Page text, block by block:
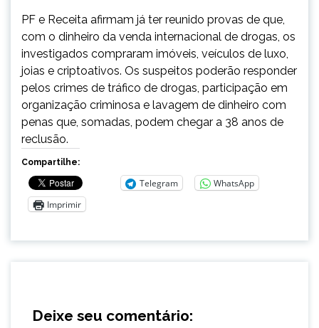
PF e Receita afirmam já ter reunido provas de que,
com o dinheiro da venda internacional de drogas, os
investigados compraram imóveis, veículos de luxo,
joias e criptoativos. Os suspeitos poderão responder
pelos crimes de tráfico de drogas, participação em
organização criminosa e lavagem de dinheiro com
penas que, somadas, podem chegar a 38 anos de
reclusão.
Compartilhe:
Telegram
WhatsApp
Imprimir
Deixe seu comentário: